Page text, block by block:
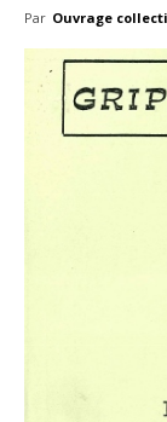
Par Ouvrage